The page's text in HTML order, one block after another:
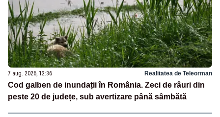
7 aug. 2026, 12:36 Realitatea de Teleorman
Cod galben de inundații în România. Zeci de râuri din
peste 20 de județe, sub avertizare până sâmbătă